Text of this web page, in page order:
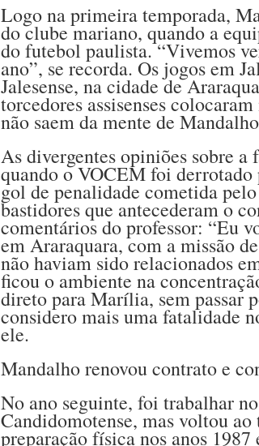
Logo na primeira temporada,
do clube mariano, quando a
do futebol paulista. “Vivemos
ano”, se recorda. Os jogos em
Jalesense, na cidade de
torcedores assisenses
não saem da mente de
As divergentes opiniões sobre
quando o VOCEM foi
gol de penalidade cometida
bastidores que antecederam o
comentários do professor: “Eu
em Araraquara, com a missão
não haviam sido relacionados
ficou o ambiente na
direto para Marília, sem passar
considero mais uma fatalidade
ele.
Mandalho renovou contrato e
No ano seguinte, foi trabalhar
Candidomotense, mas voltou
preparação física nos anos 1987